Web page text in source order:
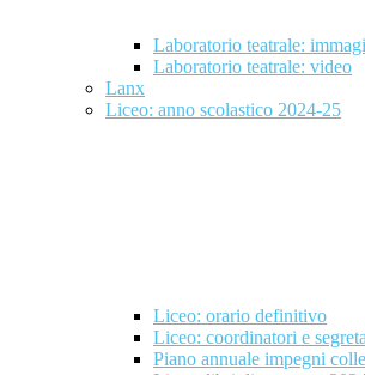
Laboratorio teatrale:
Laboratorio teatrale: video
Lanx
Liceo: anno scolastico 2024-25
Liceo: orario definitivo
Liceo: coordinatori e
Piano annuale impegni